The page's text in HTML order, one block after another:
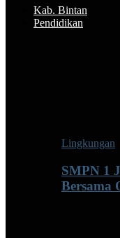
Kab. Bintan
Pendidikan
Lingkungan
SMPN 1
Bersama